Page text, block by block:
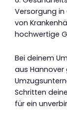
Versorgung in
von
hochwertige
Bei deinem
aus Hannover
Schritten
für ein